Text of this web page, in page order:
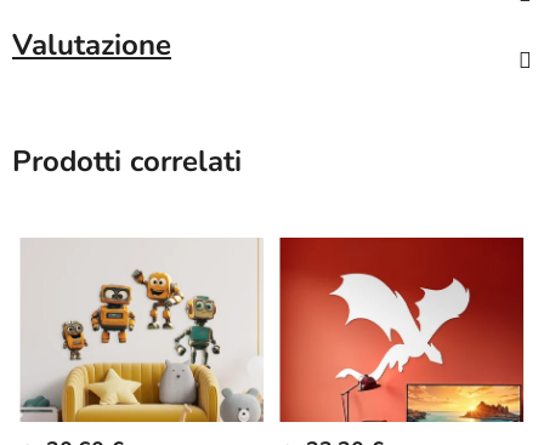
Valutazione
Prodotti correlati